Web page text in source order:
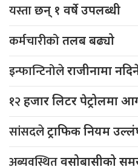
यस्ताछन् १ वर्षे उपलब्धी
कर्मचारीकोतलब बढ्यो
इन्फान्टिनोलेराजीनामा
१२हजार लिटर पेट्रोलमा
सांसदलेट्राफिक नियम
अब्यवस्थितवसोबासीको